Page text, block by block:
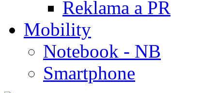
Reklama a PR
Mobility
Notebook - NB
Smartphone